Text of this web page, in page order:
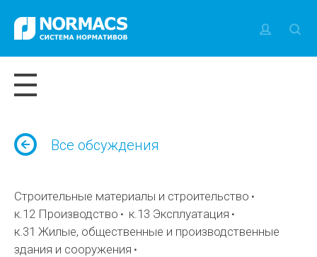
Все обсуждения
Строительные материалы и строительство
к.12 Производство
к.13 Эксплуатация
к.31 Жилые, общественные и производственные
здания и сооружения